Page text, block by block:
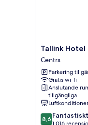
Tallink
Hotel
Riga
Centrs
Tallink Hotel
Centrs
Parkering
Gratis wi-fi
Anslutande
tillgängliga
8.6
8,6 Fantastiskt